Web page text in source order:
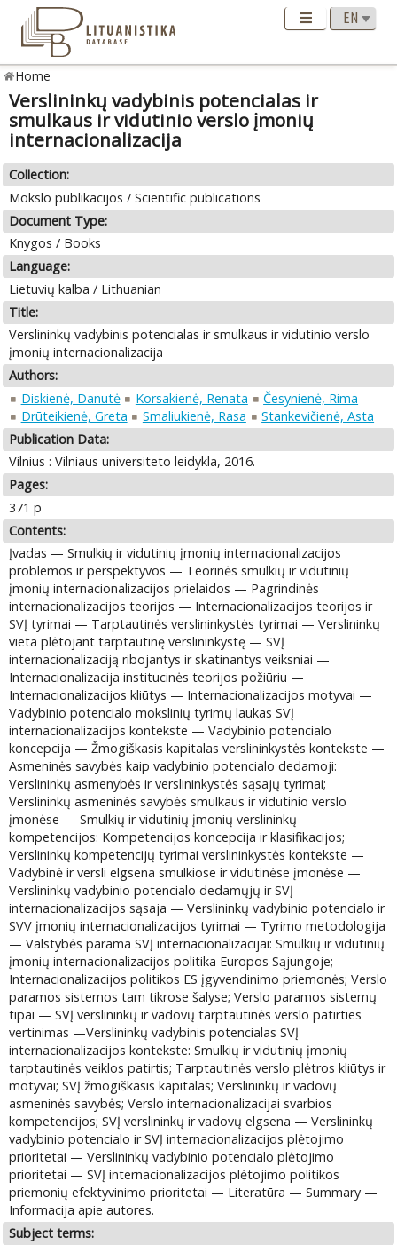
Home
Verslininkų vadybinis potencialas ir
smulkaus ir vidutinio verslo įmonių
internacionalizacija
Collection:
Mokslo publikacijos / Scientific publications
Document Type:
Knygos / Books
Language:
Lietuvių kalba / Lithuanian
Title:
Verslininkų vadybinis potencialas ir smulkaus ir vidutinio verslo
įmonių internacionalizacija
Authors:
Diskienė, Danutė
Korsakienė, Renata
Česynienė, Rima
Drūteikienė, Greta
Smaliukienė, Rasa
Stankevičienė, Asta
Publication Data:
Vilnius : Vilniaus universiteto leidykla, 2016.
Pages:
371 p
Contents:
Įvadas — Smulkių ir vidutinių įmonių internacionalizacijos
problemos ir perspektyvos — Teorinės smulkių ir vidutinių
įmonių internacionalizacijos prielaidos — Pagrindinės
internacionalizacijos teorijos — Internacionalizacijos teorijos ir
SVĮ tyrimai — Tarptautinės verslininkystės tyrimai — Verslininkų
vieta plėtojant tarptautinę verslininkystę — SVĮ
internacionalizaciją ribojantys ir skatinantys veiksniai —
Internacionalizacija institucinės teorijos požiūriu —
Internacionalizacijos kliūtys — Internacionalizacijos motyvai —
Vadybinio potencialo mokslinių tyrimų laukas SVĮ
internacionalizacijos kontekste — Vadybinio potencialo
koncepcija — Žmogiškasis kapitalas verslininkystės kontekste —
Asmeninės savybės kaip vadybinio potencialo dedamoji:
Verslininkų asmenybės ir verslininkystės sąsajų tyrimai;
Verslininkų asmeninės savybės smulkaus ir vidutinio verslo
įmonėse — Smulkių ir vidutinių įmonių verslininkų
kompetencijos: Kompetencijos koncepcija ir klasifikacijos;
Verslininkų kompetencijų tyrimai verslininkystės kontekste —
Vadybinė ir versli elgsena smulkiose ir vidutinėse įmonėse —
Verslininkų vadybinio potencialo dedamųjų ir SVĮ
internacionalizacijos sąsaja — Verslininkų vadybinio potencialo ir
SVV įmonių internacionalizacijos tyrimai — Tyrimo metodologija
— Valstybės parama SVĮ internacionalizacijai: Smulkių ir vidutinių
įmonių internacionalizacijos politika Europos Sąjungoje;
Internacionalizacijos politikos ES įgyvendinimo priemonės; Verslo
paramos sistemos tam tikrose šalyse; Verslo paramos sistemų
tipai — SVĮ verslininkų ir vadovų tarptautinės verslo patirties
vertinimas —Verslininkų vadybinis potencialas SVĮ
internacionalizacijos kontekste: Smulkių ir vidutinių įmonių
tarptautinės veiklos patirtis; Tarptautinės verslo plėtros kliūtys ir
motyvai; SVĮ žmogiškasis kapitalas; Verslininkų ir vadovų
asmeninės savybės; Verslo internacionalizacijai svarbios
kompetencijos; SVĮ verslininkų ir vadovų elgsena — Verslininkų
vadybinio potencialo ir SVĮ internacionalizacijos plėtojimo
prioritetai — Verslininkų vadybinio potencialo plėtojimo
prioritetai — SVĮ internacionalizacijos plėtojimo politikos
priemonių efektyvinimo prioritetai — Literatūra — Summary —
Informacija apie autores.
Subject terms: